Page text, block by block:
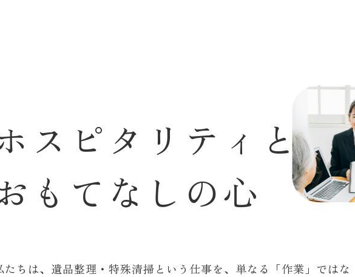
ス ピ タ リ テ ィ と
も て な し の心
たちは、遺品整理・特殊清掃という仕事を、単なる「作業」ではな